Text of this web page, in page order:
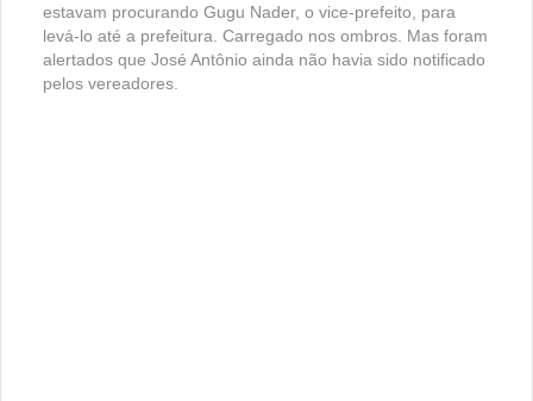
estavam procurando Gugu Nader, o vice-prefeito, para
levá-lo até a prefeitura. Carregado nos ombros. Mas foram
alertados que José Antônio ainda não havia sido notificado
pelos vereadores.